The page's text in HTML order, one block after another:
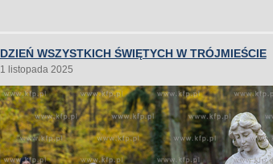
DZIEŃ WSZYSTKICH ŚWIĘTYCH W TRÓJMIEŚCIE
1 listopada 2025